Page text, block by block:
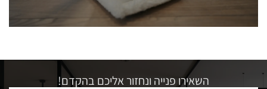
השאירו פנייה ונחזור אליכם בהקדם!